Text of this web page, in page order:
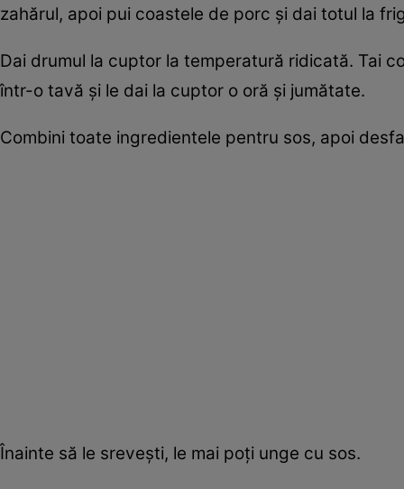
zahărul, apoi pui coastele de porc şi dai totul la
Dai drumul la cuptor la temperatură ridicată. Tai
într-o tavă şi le dai la cuptor o oră şi jumătate.
Combini toate ingredientele pentru sos, apoi
Înainte să le sreveşti, le mai poţi unge cu sos.